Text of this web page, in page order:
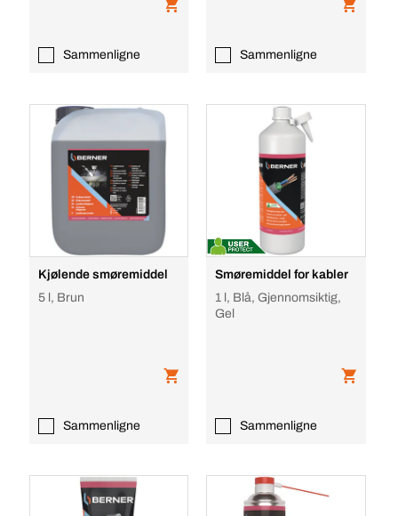
Sammenligne Sammenligne
Kjølende smøremiddel
5 l, Brun
Sammenligne
Smøremiddel for kabler
1 l, Blå, Gjennomsiktig,
Gel
Sammenligne